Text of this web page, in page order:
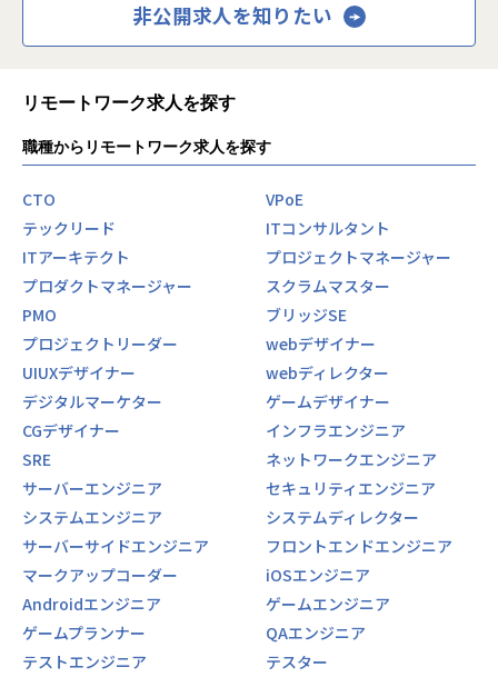
非公開求人を知りたい
リモートワーク求人を探す
職種からリモートワーク求人を探す
CTO
VPoE
テックリード
ITコンサルタント
ITアーキテクト
プロジェクトマネージャー
プロダクトマネージャー
スクラムマスター
PMO
ブリッジSE
プロジェクトリーダー
webデザイナー
UIUXデザイナー
webディレクター
デジタルマーケター
ゲームデザイナー
CGデザイナー
インフラエンジニア
SRE
ネットワークエンジニア
サーバーエンジニア
セキュリティエンジニア
システムエンジニア
システムディレクター
サーバーサイドエンジニア
フロントエンドエンジニア
マークアップコーダー
iOSエンジニア
Androidエンジニア
ゲームエンジニア
ゲームプランナー
QAエンジニア
テストエンジニア
テスター